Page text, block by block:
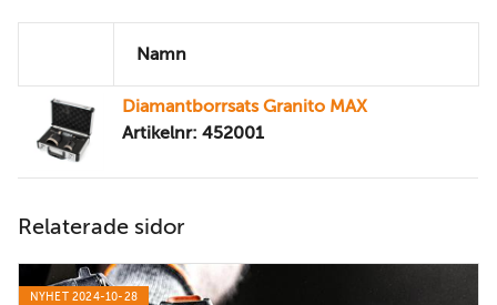
Namn
Diamantborrsats Granito MAX
Artikelnr: 452001
Relaterade sidor
NYHET 2024-10-28